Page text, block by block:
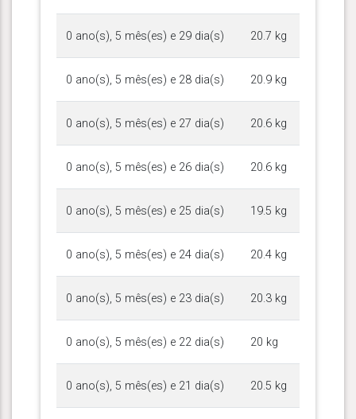
0 ano(s), 5 mês(es) e 29 dia(s) 20.7 kg
0 ano(s), 5 mês(es) e 28 dia(s) 20.9 kg
0 ano(s), 5 mês(es) e 27 dia(s) 20.6 kg
0 ano(s), 5 mês(es) e 26 dia(s) 20.6 kg
0 ano(s), 5 mês(es) e 25 dia(s) 19.5 kg
0 ano(s), 5 mês(es) e 24 dia(s) 20.4 kg
0 ano(s), 5 mês(es) e 23 dia(s) 20.3 kg
0 ano(s), 5 mês(es) e 22 dia(s) 20 kg
0 ano(s), 5 mês(es) e 21 dia(s) 20.5 kg